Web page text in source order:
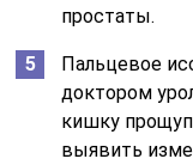
простаты.
Пальцевое
доктором
кишку
выявить